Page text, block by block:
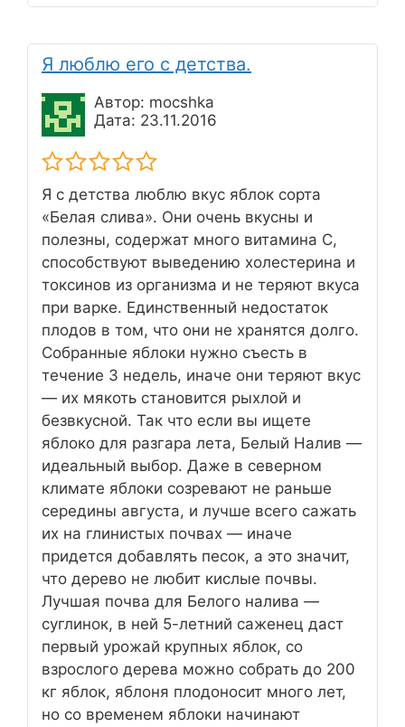
Я люблю его с детства.
Автор: mocshka
Дата: 23.11.2016
Я с детства люблю вкус яблок сорта
«Белая слива». Они очень вкусны и
полезны, содержат много витамина С,
способствуют выведению холестерина и
токсинов из организма и не теряют вкуса
при варке. Единственный недостаток
плодов в том, что они не хранятся долго.
Собранные яблоки нужно съесть в
течение 3 недель, иначе они теряют вкус
— их мякоть становится рыхлой и
безвкусной. Так что если вы ищете
яблоко для разгара лета, Белый Налив —
идеальный выбор. Даже в северном
климате яблоки созревают не раньше
середины августа, и лучше всего сажать
их на глинистых почвах — иначе
придется добавлять песок, а это значит,
что дерево не любит кислые почвы.
Лучшая почва для Белого налива —
суглинок, в ней 5-летний саженец даст
первый урожай крупных яблок, со
взрослого дерева можно собрать до 200
кг яблок, яблоня плодоносит много лет,
но со временем яблоки начинают